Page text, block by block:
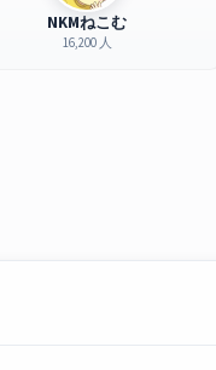
NKMねこむ
16,200 人